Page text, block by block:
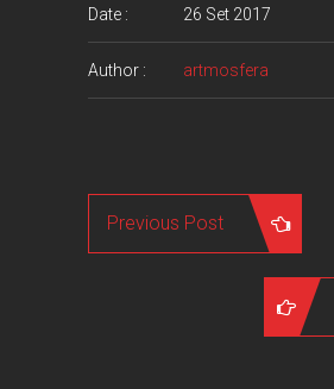
Date : 26 Set 2017
Author : artmosfera
Previous Post